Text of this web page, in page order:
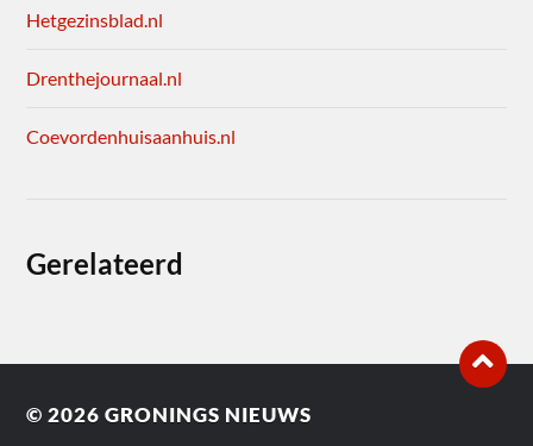
Hetgezinsblad.nl
Drenthejournaal.nl
Coevordenhuisaanhuis.nl
Gerelateerd
© 2026GRONINGS NIEUWS